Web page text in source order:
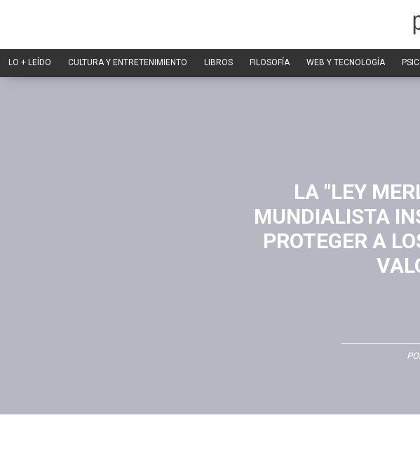
LO + LEÍDO CULTURA Y ENTRETENIMIENTO LIBROS FILOSOFÍA WEB Y TECNOLOGÍA
LA "LEY
MUNDIALISTA
PROTEGER A